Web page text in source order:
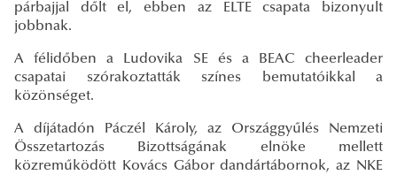
párbajjal dőlt el, ebben az ELTE csapata bizonyult
jobbnak.
A félidőben a Ludovika SE és a BEAC cheerleader
csapatai szórakoztatták színes bemutatóikkal a
közönséget.
A díjátadón Páczél Károly, az Országgyűlés Nemzeti
Összetartozás Bizottságának elnöke mellett
közreműködött Kovács Gábor dandártábornok, az NKE